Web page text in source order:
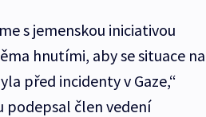
s jemenskou iniciativou
hnutími, aby se situace na
před incidenty v Gaze,“
podepsal člen vedení